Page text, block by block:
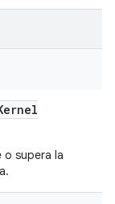
o supera la